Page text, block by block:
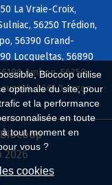
Biocoop utilise
optimale du site, pour
et la performance
en toute
tout moment en
vous ?
cookies
La Vraie-Croix,
56250 Trédion,
56390 Grand-
Locqueltas, 56890
Ambon, 56750
56640 Arzon
2026